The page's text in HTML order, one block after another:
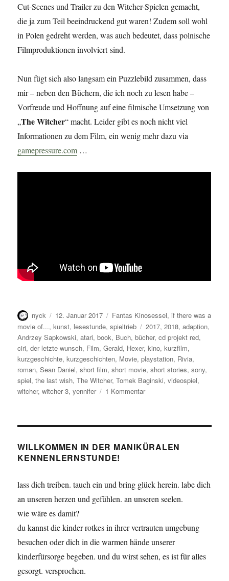
Cut-Scenes und Trailer zu den Witcher-Spielen gemacht,
die ja zum Teil beeindruckend gut waren! Zudem soll wohl
in Polen gedreht werden, was auch bedeutet, dass polnische
Filmproduktionen involviert sind.
Nun fügt sich also langsam ein Puzzlebild zusammen, dass
mir – neben den Büchern, die ich noch zu lesen habe –
Vorfreude und Hoffnung auf eine filmische Umsetzung von
„The Witcher“ macht. Leider gibt es noch nicht viel
Informationen zu dem Film, ein wenig mehr dazu via
gamepressure.com …
Autor
nyck
Veröffentlicht
am
12. Januar 2017 Kategorien
Fantas Kinosessel,if there was a
movie of...,kunst, lesestunde,spieltrieb Schlagwörter
2017,2018,adaption,
Andrzey Sapkowski,atari,book, Buch,bücher,cd projekt red,
ciri,der letzte wunsch, Film,Gerald, Hexer,kino,kurzfilm,
kurzgeschichte,kurzgeschichten, Movie,playstation, Rivia,
roman,Sean Daniel,short film,short movie,short stories,sony,
spiel,the last wish,The Witcher,Tomek Baginski,videospiel,
witcher,witcher 3,yennifer 1 Kommentarzu
–
Spiel
WILLKOMMEN IN DER MANIKÜRALEN
KENNENLERNSTUNDE!
lass dich treiben. tauch ein und bring glück herein. labe dich
an unseren herzen und gefühlen. an unseren seelen.
wie wäre es damit?
du kannst die kinder rotkes in ihrer vertrauten umgebung
besuchen oder dich in die warmen hände unserer
kinderfürsorge begeben. und du wirst sehen, es ist für alles
gesorgt. versprochen.